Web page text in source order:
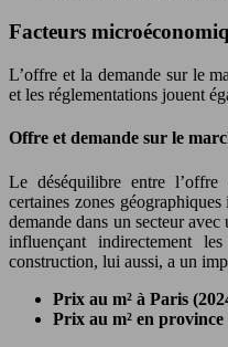
Facteurs
L’offre et la demande sur le
et les réglementations jouent
Offre et demande sur le
Le déséquilibre entre
certaines zones
demande dans un secteur
influençant indirectement
construction, lui aussi, a un
Prix au m² à Paris
Prix au m² en